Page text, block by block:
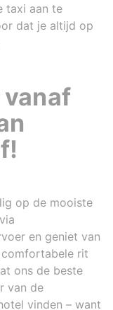
taxi aan te
dat je altijd op
op de mooiste
en geniet van
rit
ons de beste
van de
vinden – want